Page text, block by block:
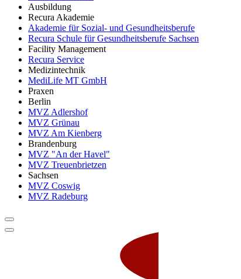
Ausbildung
Recura Akademie
Akademie für Sozial- und Gesundheitsberufe
Recura Schule für Gesundheitsberufe Sachsen
Facility Management
Recura Service
Medizintechnik
MediLife MT GmbH
Praxen
Berlin
MVZ Adlershof
MVZ Grünau
MVZ Am Kienberg
Brandenburg
MVZ "An der Havel"
MVZ Treuenbrietzen
Sachsen
MVZ Coswig
MVZ Radeburg